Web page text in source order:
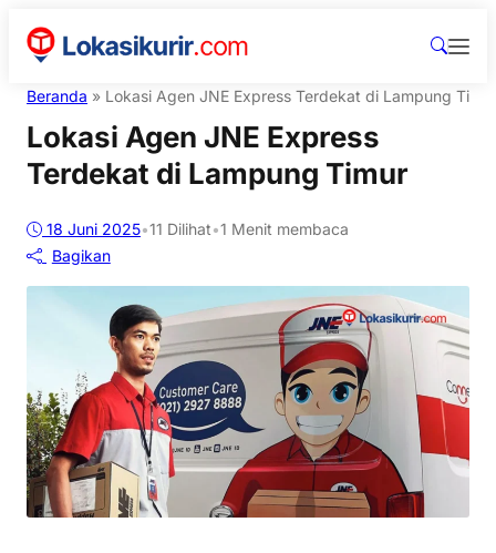
Beranda » Lokasi Agen JNE Express Terdekat di Lampung Timur
Lokasi Agen JNE Express
Terdekat di Lampung Timur
18 Juni 2025•11 Dilihat•1 Menit membaca
Bagikan